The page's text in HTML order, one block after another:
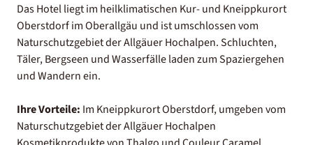
Das Hotel liegt im heilklimatischen Kur- und Kneippkurort
Oberstdorf im Oberallgäu und ist umschlossen vom
Naturschutzgebiet der Allgäuer Hochalpen. Schluchten,
Täler, Bergseen und Wasserfälle laden zum Spaziergehen
und Wandern ein.
Ihre Vorteile: Im Kneippkurort Oberstdorf, umgeben vom
Naturschutzgebiet der Allgäuer Hochalpen